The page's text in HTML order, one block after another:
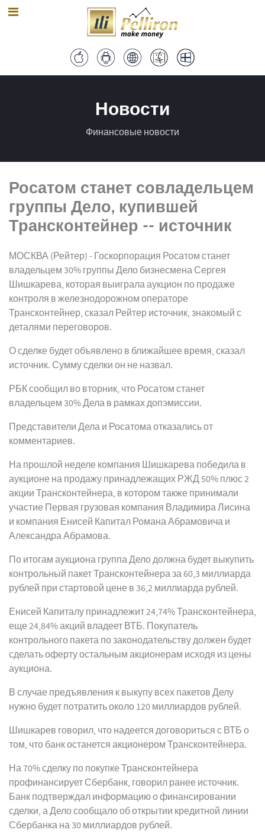
Новости
Финансовые новости
Росатом станет совладельцем
группы Дело, купившей
Трансконтейнер -- источник
МОСКВА (Рейтер) - Госкорпорация Росатом станет
владельцем 30% группы Дело бизнесмена Сергея
Шишкарева, которая выиграла аукцион по продаже
контроля в железнодорожном операторе
Трансконтейнер, сказал Рейтер источник, знакомый с
деталями переговоров.
О сделке будет объявлено в ближайшее время, сказал
источник. Сумму сделки он не назвал.
РБК сообщил во вторник, что Росатом станет
владельцем 30% Дела в рамках допэмиссии.
Представители Дела и Росатома отказались от
комментариев.
На прошлой неделе компания Шишкарева победила в
аукционе на продажу принадлежащих РЖД 50% плюс 2
акции Трансконтейнера, в котором также принимали
участие Первая грузовая компания Владимира Лисина
и компания Енисей Капитал Романа Абрамовича и
Александра Абрамова.
По итогам аукциона группа Дело должна будет выкупить
контрольный пакет Трансконтейнера за 60,3 миллиарда
рублей при стартовой цене в 36,2 миллиарда рублей.
Енисей Капиталу принадлежит 24,74% Трансконтейнера,
еще 24,84% акций владеет ВТБ. Покупатель
контрольного пакета по законодательству должен будет
сделать оферту остальным акционерам исходя из цены
аукциона.
В случае предъявления к выкупу всех пакетов Делу
нужно будет потратить около 120 миллиардов рублей.
Шишкарев говорил, что надеется договориться с ВТБ о
том, что банк останется акционером Трансконтейнера.
На 70% сделку по покупке Трансконтейнера
профинансирует Сбербанк, говорил ранее источник.
Банк подтверждал информацию о финансировании
сделки, а Дело сообщало об открытии кредитной линии
Сбербанка на 30 миллиардов рублей.